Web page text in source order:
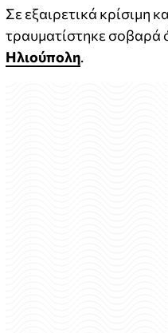
Σε εξαιρετικά κρίσιμη
τραυματίστηκε σοβαρά
Ηλιούπολη.